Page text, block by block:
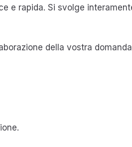
e rapida. Si svolge
della vostra